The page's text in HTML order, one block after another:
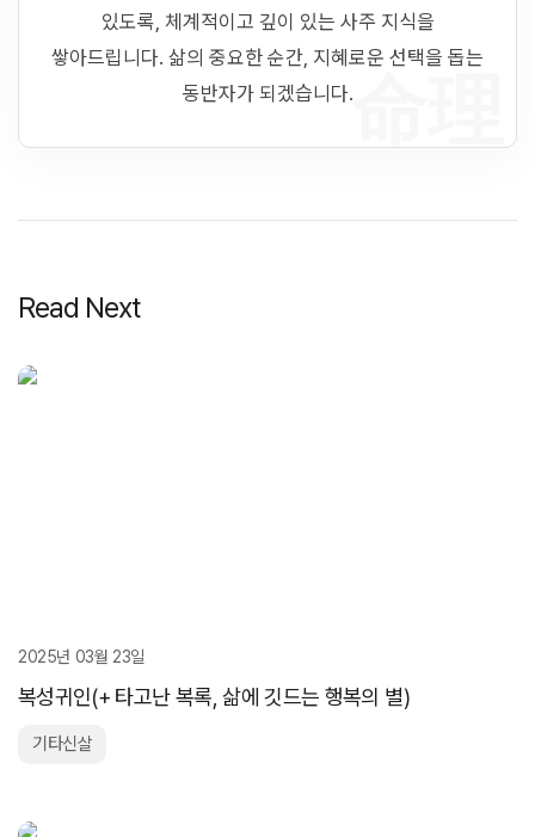
命理
있도록, 체계적이고 깊이 있는 사주 지식을
쌓아드립니다. 삶의 중요한 순간, 지혜로운 선택을 돕는
동반자가 되겠습니다.
Read Next
2025년 03월 23일
복성귀인(+ 타고난 복록, 삶에 깃드는 행복의 별)
기타신살